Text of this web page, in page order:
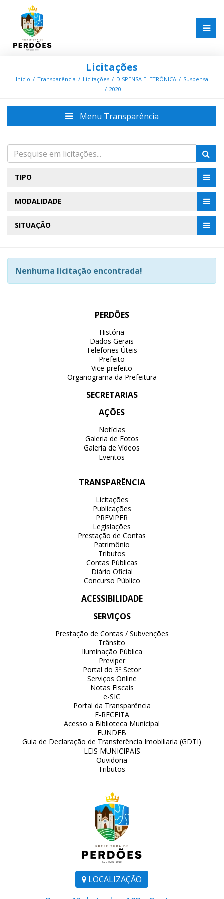
Licitações
Início Transparência Licitações DISPENSA ELETRÔNICA
Suspensa
2020
Menu Transparência
TIPO
MODALIDADE
SITUAÇÃO
Nenhuma licitação encontrada!
LOCALIZAÇÃO
PERDÕES
História
Dados Gerais
Telefones Úteis
Prefeito
Vice-prefeito
Organograma da Prefeitura
SECRETARIAS
AÇÕES
Notícias
Galeria de Fotos
Galeria de Vídeos
Eventos
TRANSPARÊNCIA
Licitações
Publicações
PREVIPER
Legislações
Prestação de Contas
Patrimônio
Tributos
Contas Públicas
Diário Oficial
Concurso Público
ACESSIBILIDADE
SERVIÇOS
Prestação de Contas / Subvenções
Trânsito
Iluminação Pública
Previper
Portal do 3º Setor
Serviços Online
Notas Fiscais
e-SIC
Portal da Transparência
E-RECEITA
Acesso a Biblioteca Municipal
FUNDEB
Guia de Declaração de Transferência Imobiliaria (GDTI)
LEIS MUNICIPAIS
Ouvidoria
Tributos